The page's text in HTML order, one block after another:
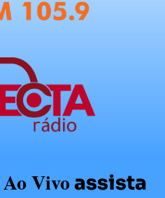
Ao Vivoassista